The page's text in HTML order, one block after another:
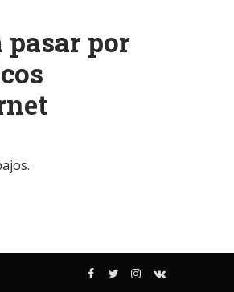
por